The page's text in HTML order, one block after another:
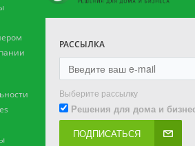
РАССЫЛКА
Выберите рассылку
Решения для дома и
ПОДПИСАТЬСЯ